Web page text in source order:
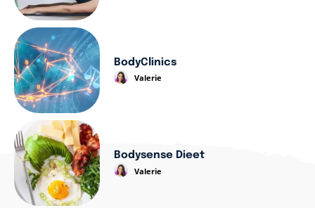
BodyClinics
Valerie
Bodysense Dieet
Valerie